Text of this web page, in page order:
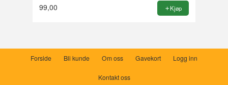
99,00 Kjøp
Forside Bli kunde Om oss Gavekort Logg inn
Kontakt oss